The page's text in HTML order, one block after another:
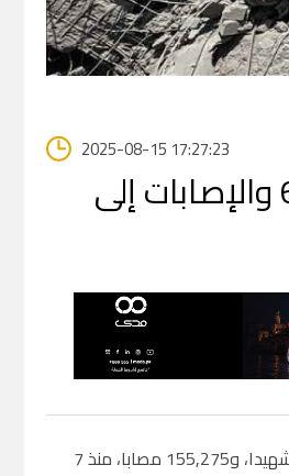
2025-08-15 17:27:23
حصيلة شهداء الإبادة الجماعية في غزة ترتفع إلى 61,827 والإصابات إلى
ارتفعت حصيلة حرب الإبادة الجماعية، والعدوان الذي تشنه قوات الاحتلال الإسرائيلي على قطاع غزة إلى 61,827 شهيدا، و155,275 مصابا، منذ 7